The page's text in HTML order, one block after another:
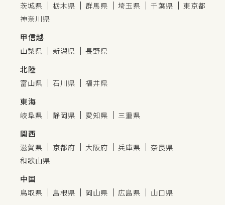
茨城県 栃木県 群馬県 埼玉県 千葉県
東京都
神奈川県
甲信越
山梨県 新潟県 長野県
北陸
富山県 石川県 福井県
東海
岐阜県 静岡県 愛知県 三重県
関西
滋賀県 京都府 大阪府 兵庫県
奈良県
和歌山県
中国
鳥取県 島根県 岡山県 広島県 山口県